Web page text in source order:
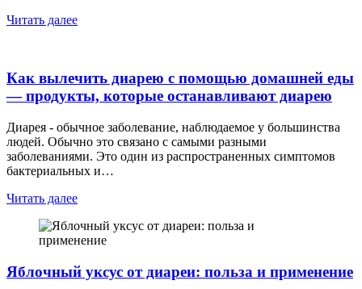
Читать далее
Как вылечить диарею с помощью домашней еды
— продукты, которые останавливают диарею
Диарея - обычное заболевание, наблюдаемое у большинства
людей. Обычно это связано с самыми разными
заболеваниями. Это один из распространенных симптомов
бактериальных и…
Читать далее
Яблочный уксус от диареи: польза и применение